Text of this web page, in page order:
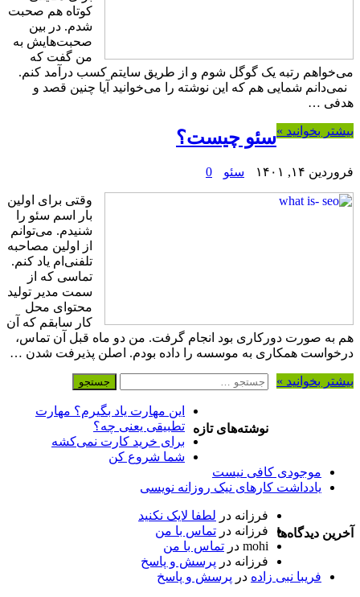
کوتاه هم صحبت
شدم. در بین
صحبت‌هایش به
من گفت که
می‌خواهم رتبه یک گوگل شوم و از طریق سایتم کسب درآمد کنم.
نمی‌دانم شمایی هم که این نوشته را می‌خوانید آیا چنین قصد و
هدفی …
بیشتر بخوانید »سئو چیست؟
فروردین ۱۴, ۱۴۰۱ سئو 0
وقتی برای اولین
بار اسم سئو را
شنیدم. می‌توانم
از اولین مصاحبه
تلفنی‌ام یاد کنم.
تماسی که از
سمت مدیر تولید
محتوای محل
کار سابقم که آن
هم به صورت دورکاری بود انجام گرفت. من دو ماه قبل آن تماس،
درخواست همکاری به موسسه را داده بودم. اصلن پذیرفت شدن …
بیشتر بخوانید »
جستجو
نوشته‌های تازه
این مهارت یاد بگیرم؟ مهارت
تطبیقی یعنی چه؟
برای خرید کارت نمی‌‌کشه
شما شروع کن
موجودی کافی نیست
یادداشت کارهای نیک روزانه نویسی
آخرین دیدگاه‌ها
فرزانه در لطفا لایک نکنید
فرزانه در تماس با من
mohi در تماس با من
فرزانه در پرسش و پاسخ
فریبا نبی زاده در پرسش و پاسخ